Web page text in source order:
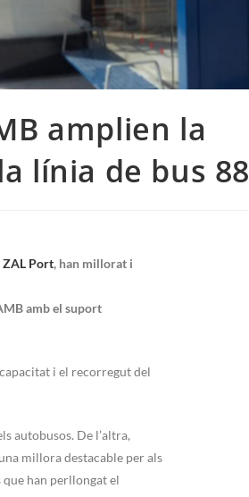
amplien la
línia de bus 88
ZAL Port, han millorat i
amb el suport
i el recorregut del
autobusos. De l’altra,
millora destacable per als
han perllongat el